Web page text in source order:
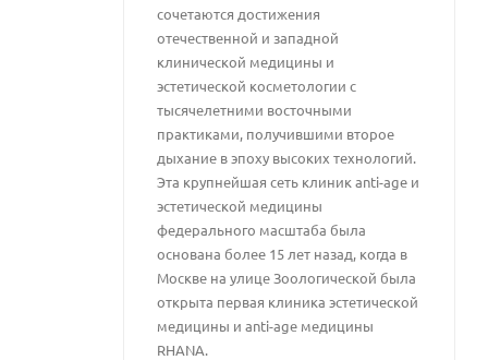
сочетаются достижения
отечественной и западной
клинической медицины и
эстетической косметологии с
тысячелетними восточными
практиками, получившими второе
дыхание в эпоху высоких технологий.
Эта крупнейшая сеть клиник anti-age и
эстетической медицины
федерального масштаба была
основана более 15 лет назад, когда в
Москве на улице Зоологической была
открыта первая клиника эстетической
медицины и anti-age медицины
RHANA.